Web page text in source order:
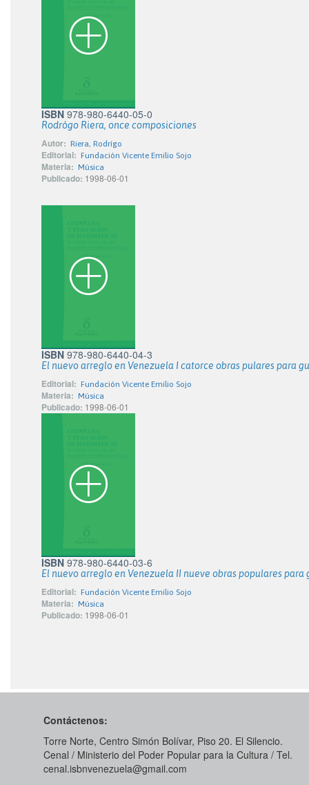
ISBN 978-980-6440-05-0
Rodrógo Riera, once composiciones
Autor: Riera, Rodrígo
Editorial: Fundación Vicente Emilio Sojo
Materia: Música
Publicado: 1998-06-01
ISBN 978-980-6440-04-3
El nuevo arreglo en Venezuela I catorce obras pulares para
Editorial: Fundación Vicente Emilio Sojo
Materia: Música
Publicado: 1998-06-01
ISBN 978-980-6440-03-6
El nuevo arreglo en Venezuela II nueve obras populares
Editorial: Fundación Vicente Emilio Sojo
Materia: Música
Publicado: 1998-06-01
Contáctenos:
Torre Norte, Centro Simón Bolívar, Piso 20. El Silencio.
Cenal / Ministerio del Poder Popular para la Cultura / Tel.
cenal.isbnvenezuela@gmail.com